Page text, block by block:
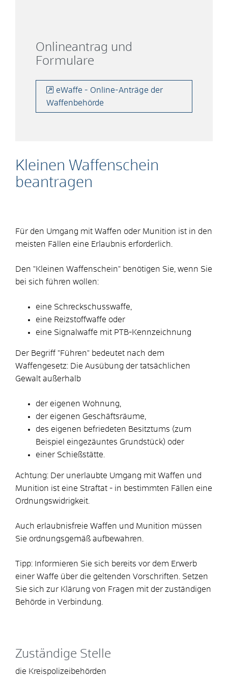
Kleinen Waffenschein
beantragen
Für den Umgang mit Waffen oder Munition ist in den
meisten Fällen eine Erlaubnis erforderlich.
Den "Kleinen Waffenschein" benötigen Sie, wenn Sie
bei sich führen wollen:
eine Schreckschusswaffe,
eine Reizstoffwaffe oder
eine Signalwaffe mit PTB-Kennzeichnung
Der Begriff "Führen" bedeutet nach dem
Waffengesetz: Die Ausübung der tatsächlichen
Gewalt außerhalb
der eigenen Wohnung,
der eigenen Geschäftsräume,
des eigenen befriedeten Besitztums (zum
Beispiel eingezäuntes Grundstück) oder
einer Schießstätte.
Achtung: Der unerlaubte Umgang mit Waffen und
Munition ist eine Straftat - in bestimmten Fällen eine
Ordnungswidrigkeit.
Auch erlaubnisfreie Waffen und Munition müssen
Sie ordnungsgemäß aufbewahren.
Tipp: Informieren Sie sich bereits vor dem Erwerb
einer Waffe über die geltenden Vorschriften. Setzen
Sie sich zur Klärung von Fragen mit der zuständigen
Behörde in Verbindung.
Onlineantrag und
Formulare
eWaffe - Online-Anträge der
Waffenbehörde
Zuständige Stelle
die Kreispolizeibehörden